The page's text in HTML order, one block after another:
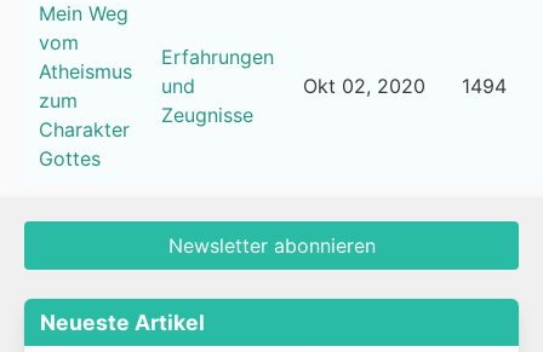
Mein Weg
vom
Atheismus
zum
Charakter
Gottes
Erfahrungen
und
Zeugnisse
Okt 02, 2020 1494
Newsletter abonnieren
Neueste Artikel